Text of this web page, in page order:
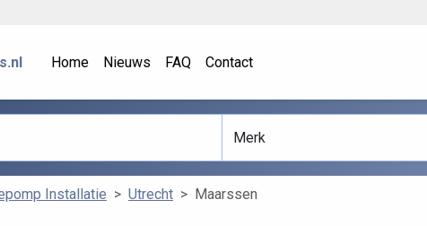
Home Nieuws FAQ Contact
Installatie Utrecht Maarssen